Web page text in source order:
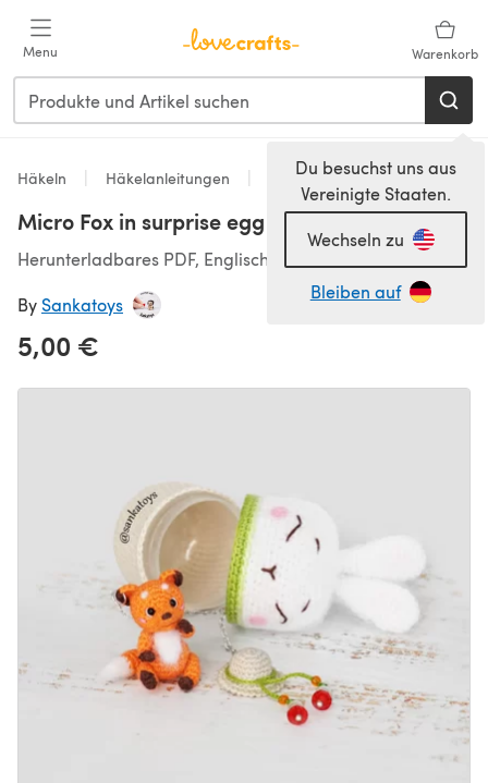
Menu Warenkorb
Du besuchst uns aus
Vereinigte Staaten.
Wechseln zu
Bleiben auf
Häkeln Häkelanleitungen Spielzeug
Micro Fox in surprise egg
Herunterladbares PDF, Englisch
By Sankatoys
5,00 €